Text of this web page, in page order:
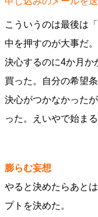
こういうのは最後は
中を押すのが大事だ。
決心するのに4か月か
買った。自分の希望
決心がつかなかった
った。えいやで始ま
膨らむ妄想
やると決めたらあと
プトを決めた。